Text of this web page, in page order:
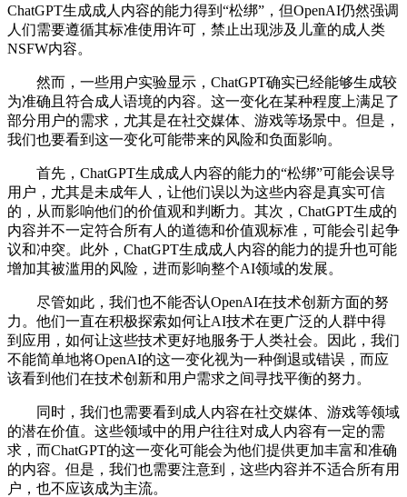
ChatGPT生成成人内容的能力得到“松绑”，但OpenAI仍然强调
人们需要遵循其标准使用许可，禁止出现涉及儿童的成人类
NSFW内容。
然而，一些用户实验显示，ChatGPT确实已经能够生成较
为准确且符合成人语境的内容。这一变化在某种程度上满足了
部分用户的需求，尤其是在社交媒体、游戏等场景中。但是，
我们也要看到这一变化可能带来的风险和负面影响。
首先，ChatGPT生成成人内容的能力的“松绑”可能会误导
用户，尤其是未成年人，让他们误以为这些内容是真实可信
的，从而影响他们的价值观和判断力。其次，ChatGPT生成的
内容并不一定符合所有人的道德和价值观标准，可能会引起争
议和冲突。此外，ChatGPT生成成人内容的能力的提升也可能
增加其被滥用的风险，进而影响整个AI领域的发展。
尽管如此，我们也不能否认OpenAI在技术创新方面的努
力。他们一直在积极探索如何让AI技术在更广泛的人群中得
到应用，如何让这些技术更好地服务于人类社会。因此，我们
不能简单地将OpenAI的这一变化视为一种倒退或错误，而应
该看到他们在技术创新和用户需求之间寻找平衡的努力。
同时，我们也需要看到成人内容在社交媒体、游戏等领域
的潜在价值。这些领域中的用户往往对成人内容有一定的需
求，而ChatGPT的这一变化可能会为他们提供更加丰富和准确
的内容。但是，我们也需要注意到，这些内容并不适合所有用
户，也不应该成为主流。